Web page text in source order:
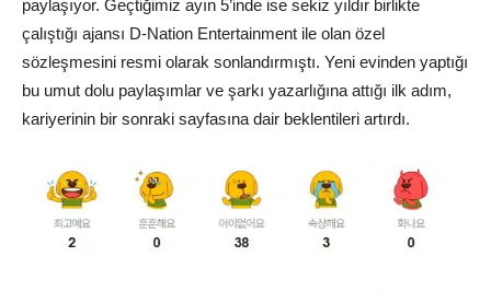
paylaşıyor. Geçtiğimiz ayın 5’inde ise sekiz yıldır birlikte
çalıştığı ajansı D-Nation Entertainment ile olan özel
sözleşmesini resmi olarak sonlandırmıştı. Yeni evinden yaptığı
bu umut dolu paylaşımlar ve şarkı yazarlığına attığı ilk adım,
kariyerinin bir sonraki sayfasına dair beklentileri artırdı.